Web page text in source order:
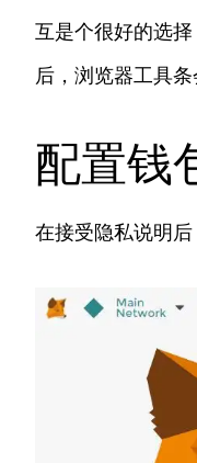
互是个很好的选
后，浏览器工具条
配置钱
在接受隐私说明后